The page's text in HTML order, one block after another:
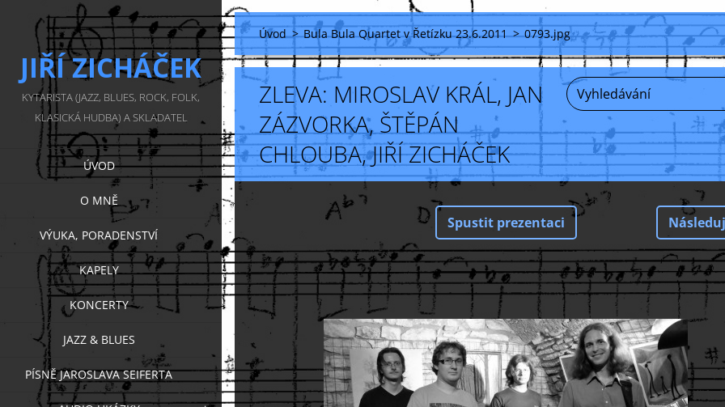
JIŘÍ ZICHÁČEK
KYTARISTA (JAZZ, BLUES, ROCK, FOLK,
KLASICKÁ HUDBA) A SKLADATEL
ÚVOD
O MNĚ
VÝUKA, PORADENSTVÍ
KAPELY
KONCERTY
JAZZ & BLUES
PÍSNĚ JAROSLAVA SEIFERTA
Úvod > Bula Bula Quartet v Řetízku 23.6.2011 > 0793.jpg
ZLEVA: MIROSLAV KRÁL, JAN
ZÁZVORKA, ŠTĚPÁN
CHLOUBA, JIŘÍ ZICHÁČEK
Spustit prezentaci